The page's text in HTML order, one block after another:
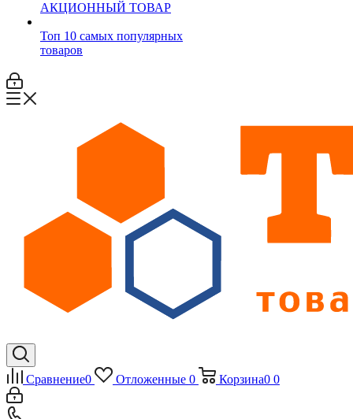
АКЦИОННЫЙ ТОВАР
Топ 10 самых популярных
товаров
Сравнение0 Отложенные 0 Корзина0 0